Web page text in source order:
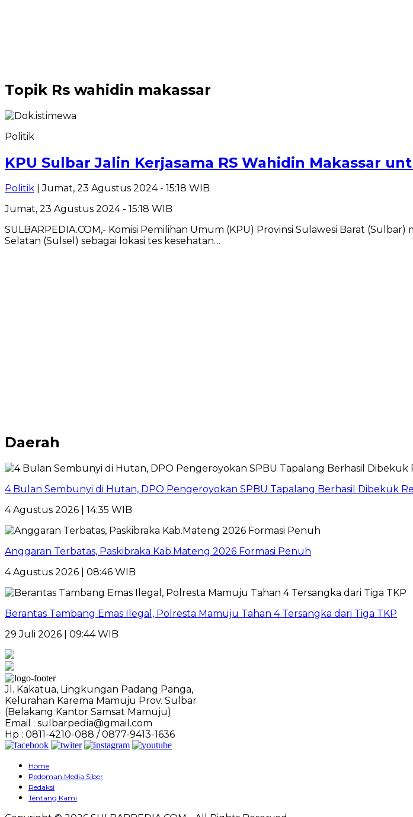
Topik Rs wahidin makassar
Politik
KPU Sulbar Jalin Kerjasama RS Wahidin Makassar
Politik | Jumat, 23 Agustus 2024 - 15:18 WIB
Jumat, 23 Agustus 2024 - 15:18 WIB
SULBARPEDIA.COM,- Komisi Pemilihan Umum (KPU) Provinsi Sulawesi Barat
Selatan (Sulsel) sebagai lokasi tes kesehatan…
Daerah
4 Bulan Sembunyi di Hutan, DPO Pengeroyokan SPBU Tapalang Berhasil Dibekuk
4 Agustus 2026 | 14:35 WIB
Anggaran Terbatas, Paskibraka Kab.Mateng 2026 Formasi Penuh
4 Agustus 2026 | 08:46 WIB
Berantas Tambang Emas Ilegal, Polresta Mamuju Tahan 4 Tersangka dari Tiga TKP
29 Juli 2026 | 09:44 WIB
Jl. Kakatua, Lingkungan Padang Panga,
Kelurahan Karema Mamuju Prov. Sulbar
(Belakang Kantor Samsat Mamuju)
Email : sulbarpedia@gmail.com
Hp : 0811-4210-088 / 0877-9413-1636
Home
Pedoman Media Siber
Redaksi
Tentang Kami